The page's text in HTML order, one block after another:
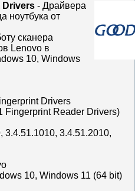
Drivers - Драйвера
ноутбука от
сканера
Lenovo в
10, Windows
Drivers
Fingerprint Reader Drivers)
3.4.51.1010, 3.4.51.2010,
10, Windows 11 (64 bit)